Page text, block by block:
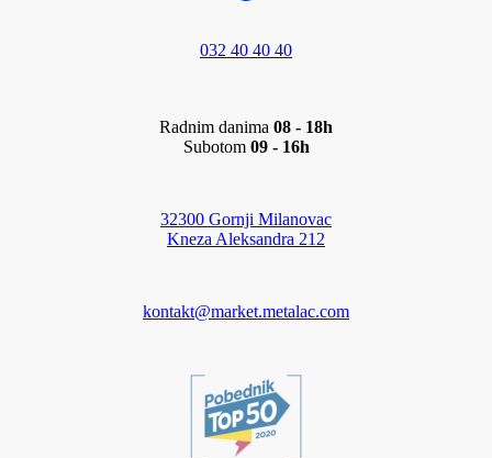
032 40 40 40
Radnim danima 08 - 18h
Subotom 09 - 16h
32300 Gornji Milanovac
Kneza Aleksandra 212
kontakt@market.metalac.com